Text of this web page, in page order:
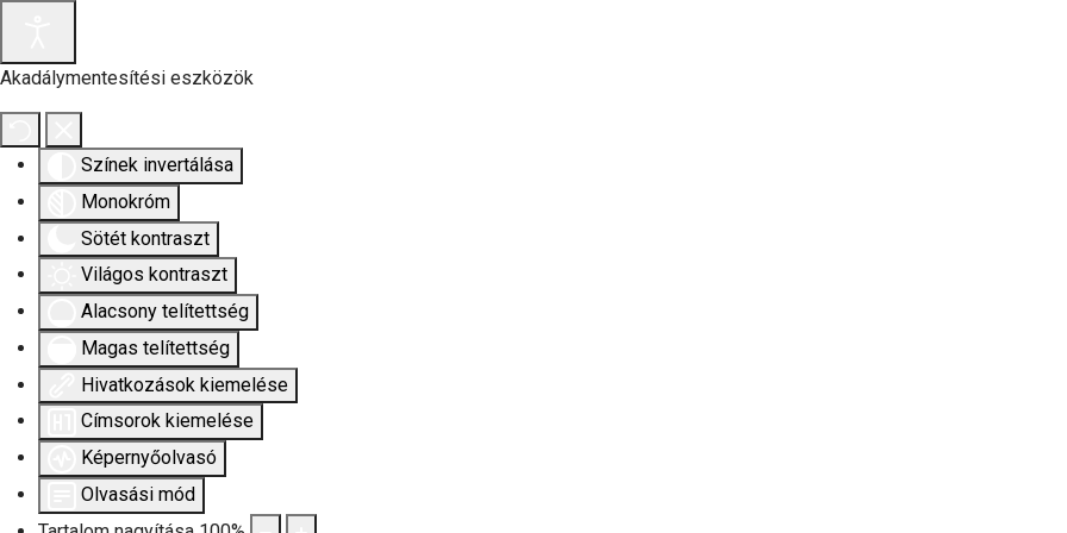
Akadálymentesítési eszközök
Színek invertálása
Monokróm
Sötét kontraszt
Világos kontraszt
Alacsony telítettség
Magas telítettség
Hivatkozások kiemelése
Címsorok kiemelése
Képernyőolvasó
Olvasási mód